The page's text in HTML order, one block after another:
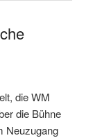
die WM
die Bühne
Neuzugang